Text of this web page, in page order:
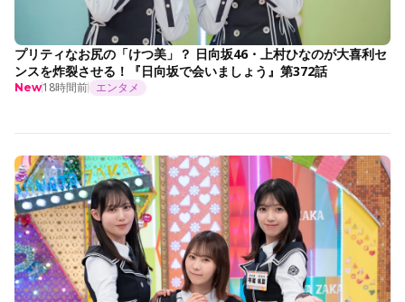
プリティなお尻の「けつ美」？ 日向坂46・上村ひなのが大喜利セ
ンスを炸裂させる！『日向坂で会いましょう』第372話
New18時間前 エンタメ